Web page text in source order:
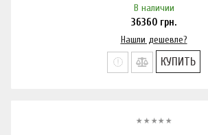
В наличии
36360 грн.
Нашли дешевле?
КУПИТЬ